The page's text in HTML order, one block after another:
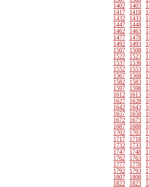
1402
1403
1417
1418
1432
1433
1447
1448
1462
1463
1477
1478
1492
1493
1507
1508
1522
1523
1537
1538
1552
1553
1567
1568
1582
1583
1597
1598
1612
1613
1627
1628
1642
1643
1657
1658
1672
1673
1687
1688
1702
1703
1717
1718
1732
1733
1747
1748
1762
1763
1777
1778
1792
1793
1807
1808
1822
1823